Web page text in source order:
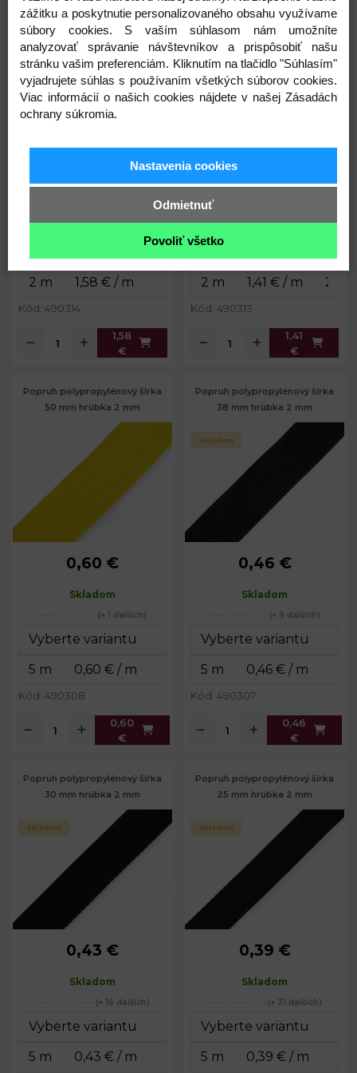
Popruh silikónový vodeodolný,
na vodítka šírka 20 mm
Šírka:
20 mm
1,58 €
Kód: 490314
1,58
€
Popruh silikónový vodeodolný,
na vodítka šírka 15 mm
Šírka:
15 mm
Hrúbka:
1,41 €
Kód: 490313
1,41
€
Popruh polypropylénový šírka
50 mm hrúbka 2 mm
50 mm
0,60 €
Skladom
(+ 1 ďalších)
Kód: 490308
0,60
€
Popruh polypropylénový šírka
38 mm hrúbka 2 mm
38 mm
Skladom
0,46 €
Skladom
(+ 9 ďalších)
Kód: 490307
0,46
€
Popruh polypropylénový šírka
30 mm hrúbka 2 mm
30 mm
Skladom
0,43 €
Skladom
(+ 16 ďalších)
Popruh polypropylénový šírka
25 mm hrúbka 2 mm
25 mm
Skladom
0,39 €
Skladom
(+ 21 ďalších)
zážitku a poskytnutie personalizovaného obsahu využívame
súbory cookies. S vaším súhlasom nám umožníte
analyzovať správanie návštevníkov a prispôsobiť našu
stránku vašim preferenciám. Kliknutím na tlačidlo "Súhlasím"
vyjadrujete súhlas s používaním všetkých súborov cookies.
Viac informácií o našich cookies nájdete v našej Zásadách
ochrany súkromia.
Nastavenia cookies
Odmietnuť
Povoliť všetko